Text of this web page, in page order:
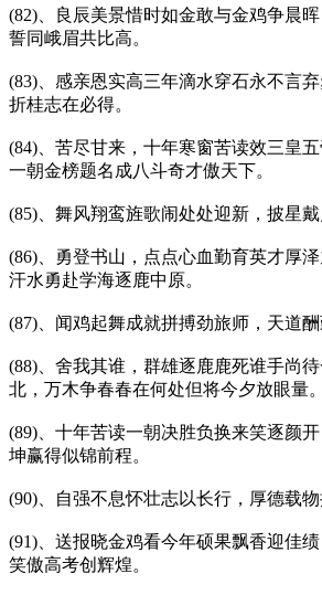
(82)、良辰美景惜时如金敢与金鸡争晨
誓同峨眉共比高。
(83)、感亲恩实高三年滴水穿石永不言
折桂志在必得。
(84)、苦尽甘来，十年寒窗苦读效三皇五
一朝金榜题名成八斗奇才傲天下。
(85)、舞风翔鸾旌歌闹处处迎新，披星戴
(86)、勇登书山，点点心血勤育英才厚
汗水勇赴学海逐鹿中原。
(87)、闻鸡起舞成就拼搏劲旅师，天道酬
(88)、舍我其谁，群雄逐鹿鹿死谁手尚
北，万木争春春在何处但将今夕放眼量。
(89)、十年苦读一朝决胜负换来笑逐颜
坤赢得似锦前程。
(90)、自强不息怀壮志以长行，厚德载物
(91)、送报晓金鸡看今年硕果飘香迎佳
笑傲高考创辉煌。